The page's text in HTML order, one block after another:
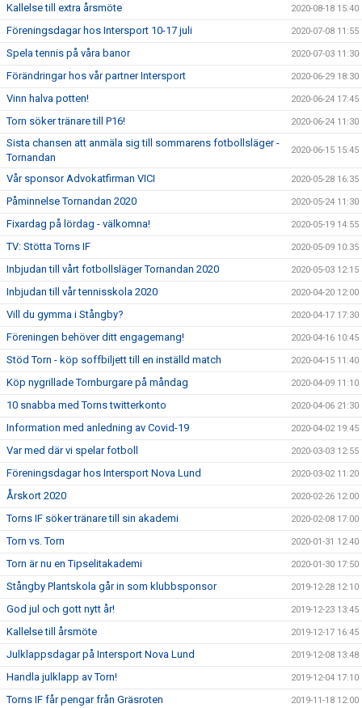
Kallelse till extra årsmöte 2020-08-18 15:40
Föreningsdagar hos Intersport 10-17 juli 2020-07-08 11:55
Spela tennis på våra banor 2020-07-03 11:30
Förändringar hos vår partner Intersport 2020-06-29 18:30
Vinn halva potten! 2020-06-24 17:45
Torn söker tränare till P16! 2020-06-24 11:30
Sista chansen att anmäla sig till sommarens fotbollsläger -
Tornandan
2020-06-15 15:45
Vår sponsor Advokatfirman VICI 2020-05-28 16:35
Påminnelse Tornandan 2020 2020-05-24 11:30
Fixardag på lördag - välkomna! 2020-05-19 14:55
TV: Stötta Torns IF 2020-05-09 10:35
Inbjudan till vårt fotbollsläger Tornandan 2020 2020-05-03 12:15
Inbjudan till vår tennisskola 2020 2020-04-20 12:00
Vill du gymma i Stångby? 2020-04-17 17:30
Föreningen behöver ditt engagemang! 2020-04-16 10:45
Stöd Torn - köp soffbiljett till en inställd match 2020-04-15 11:40
Köp nygrillade Tornburgare på måndag 2020-04-09 11:10
10 snabba med Torns twitterkonto 2020-04-06 21:30
Information med anledning av Covid-19 2020-04-02 19:45
Var med där vi spelar fotboll 2020-03-03 12:55
Föreningsdagar hos Intersport Nova Lund 2020-03-02 11:20
Årskort 2020 2020-02-26 12:00
Torns IF söker tränare till sin akademi 2020-02-08 17:00
Torn vs. Torn 2020-01-31 12:40
Torn är nu en Tipselitakademi 2020-01-30 17:50
Stångby Plantskola går in som klubbsponsor 2019-12-28 12:10
God jul och gott nytt år! 2019-12-23 13:45
Kallelse till årsmöte 2019-12-17 16:45
Julklappsdagar på Intersport Nova Lund 2019-12-08 13:48
Handla julklapp av Torn! 2019-12-04 17:10
Torns IF får pengar från Gräsroten 2019-11-18 12:00